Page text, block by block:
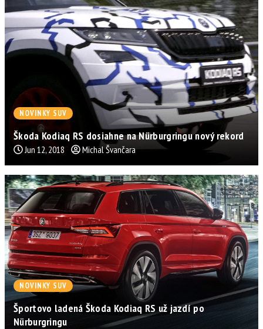
NOVINKY SUV
Škoda Kodiaq RS dosiahne na Nürburgringu nový rekord
Jun 12, 2018 Michal Švančara
NOVINKY SUV
Športovo ladená Škoda Kodiaq RS už jazdí po
Nürburgringu